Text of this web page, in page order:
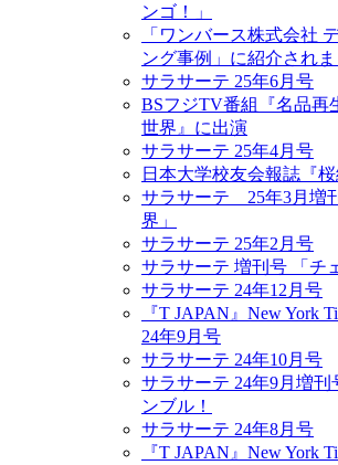
ンゴ！」
「ワンバース株式会社
ング事例」に紹介されま
サラサーテ 25年6月号
BSフジTV番組『名品再
世界』に出演
サラサーテ 25年4月号
日本大学校友会報誌『
サラサーテ 25年3月増
界」
サラサーテ 25年2月号
サラサーテ 増刊号 「チ
サラサーテ 24年12月号
『T JAPAN』New York
24年9月号
サラサーテ 24年10月号
サラサーテ 24年9月増
ンブル！
サラサーテ 24年8月号
『T JAPAN』New York